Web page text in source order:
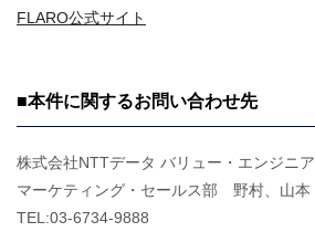
FLARO公式サイト
■本件に関するお問い合わせ先
株式会社NTTデータ バリュー・エンジニア
マーケティング・セールス部 野村、山本
TEL:03-6734-9888